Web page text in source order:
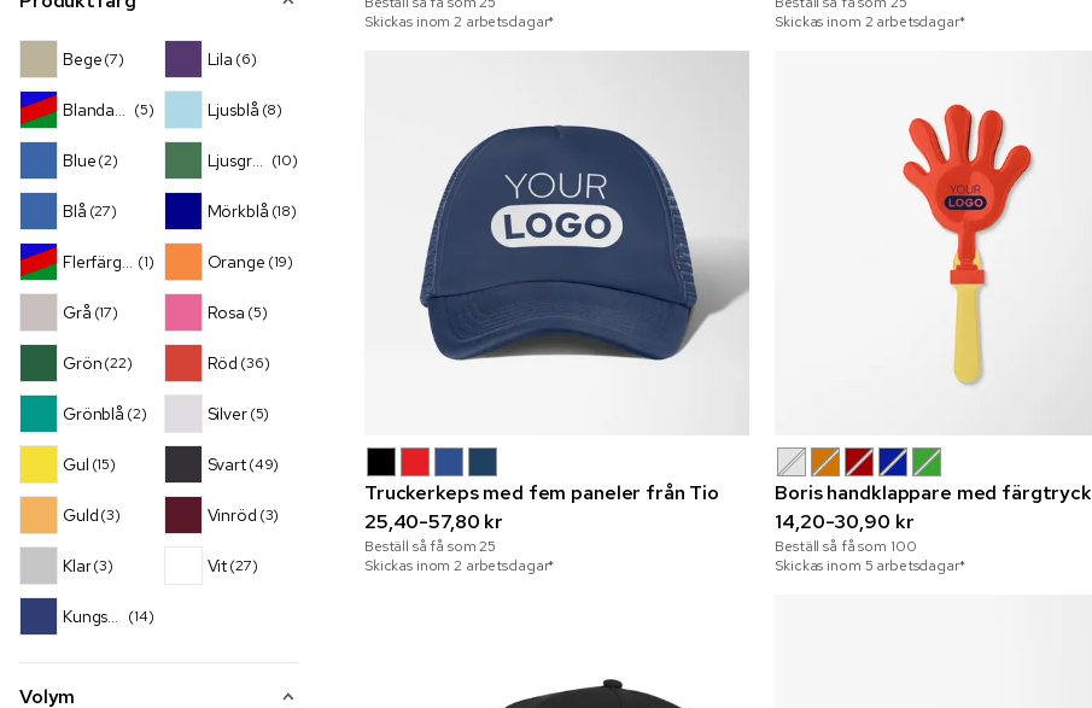
Bege(7)
Blandade (5)
Blue(2)
Blå (27)
Flerfärgad(1)
Grå (17)
Grön(22)
Grönblå (2)
Gul (15)
Guld(3)
Klar(3)
Kungsblå(14)
Lila (6)
Ljusblå (8)
Ljusgrön (10)
Mörkblå (18)
Orange (19)
Rosa (5)
Röd (36)
Silver (5)
Svart (49)
Vinröd (3)
Vit(27)
Volym
Skickas inom 2 arbetsdagar*
Skickas inom 2 arbetsdagar*
Truckerkeps med fem paneler från Tio
25,40-57,80 kr
Beställ så få som25
Skickas inom 2 arbetsdagar*
Boris handklappare med färgtryck
14,20-30,90 kr
Beställ så få som 100
Skickas inom 5 arbetsdagar*